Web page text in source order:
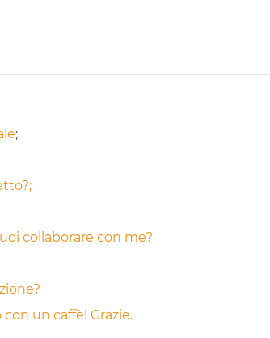
;
collaborare con me?
un caffè! Grazie.